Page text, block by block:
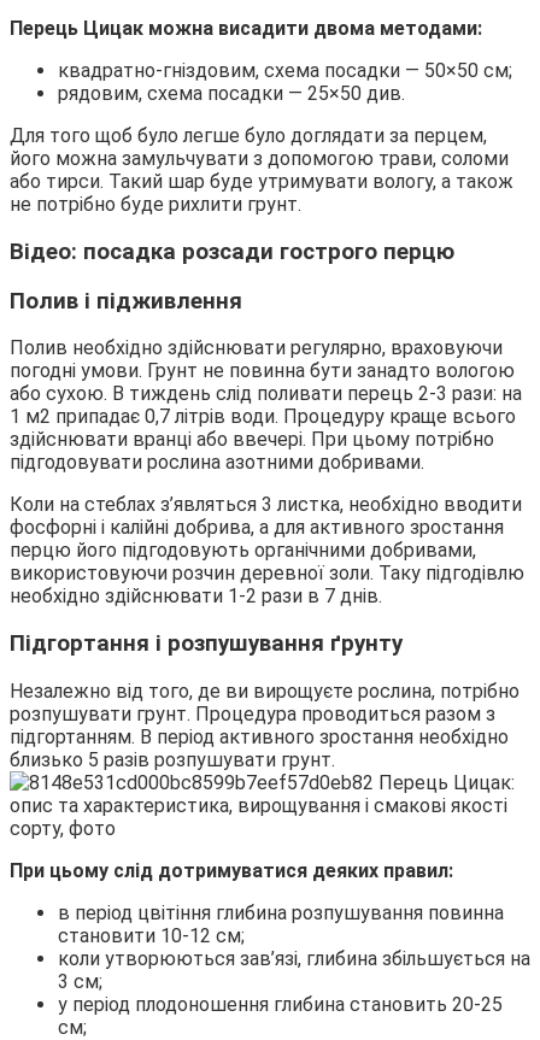
Перець Цицак можна висадити двома методами:
квадратно-гніздовим, схема посадки — 50×50 см;
рядовим, схема посадки — 25×50 див.
Для того щоб було легше було доглядати за перцем,
його можна замульчувати з допомогою трави, соломи
або тирси. Такий шар буде утримувати вологу, а також
не потрібно буде рихлити грунт.
Відео: посадка розсади гострого перцю
Полив і підживлення
Полив необхідно здійснювати регулярно, враховуючи
погодні умови. Грунт не повинна бути занадто вологою
або сухою. В тиждень слід поливати перець 2-3 рази: на
1 м2 припадає 0,7 літрів води. Процедуру краще всього
здійснювати вранці або ввечері. При цьому потрібно
підгодовувати рослина азотними добривами.
Коли на стеблах з’являться 3 листка, необхідно вводити
фосфорні і калійні добрива, а для активного зростання
перцю його підгодовують органічними добривами,
використовуючи розчин деревної золи. Таку підгодівлю
необхідно здійснювати 1-2 рази в 7 днів.
Підгортання і розпушування ґрунту
Незалежно від того, де ви вирощуєте рослина, потрібно
розпушувати грунт. Процедура проводиться разом з
підгортанням. В період активного зростання необхідно
близько 5 разів розпушувати грунт.
При цьому слід дотримуватися деяких правил:
в період цвітіння глибина розпушування повинна
становити 10-12 см;
коли утворюються зав’язі, глибина збільшується на
3 см;
у період плодоношення глибина становить 20-25
см;